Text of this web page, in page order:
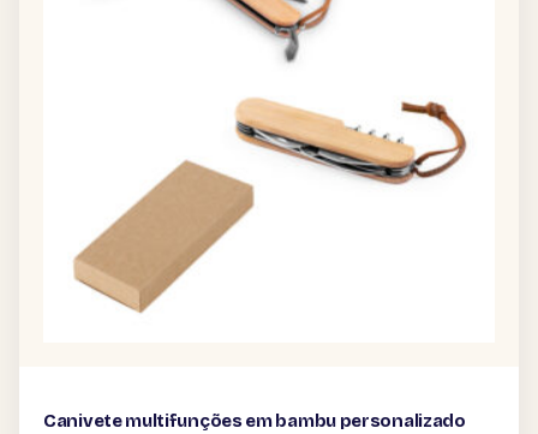
Canivete multifunções em bambu personalizado